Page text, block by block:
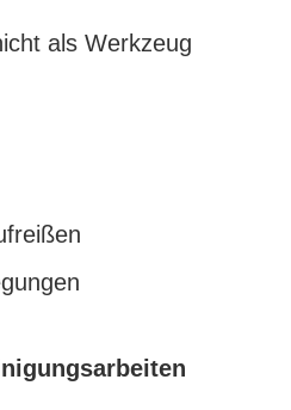
als Werkzeug